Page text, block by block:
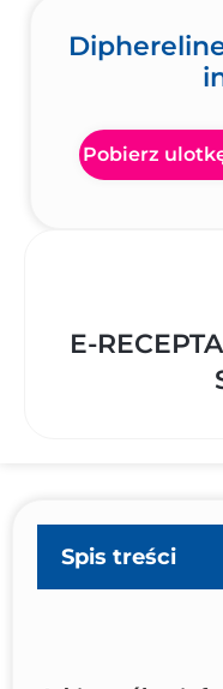
Pobierz ulotkę
E-
Spis treści